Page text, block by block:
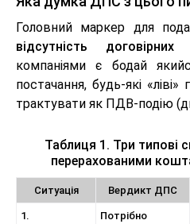
Головний маркер для
відсутність договірних
компаніями є бодай
постачання, будь-які
трактувати як ПДВ-подію
Таблиця 1. Три типові
перерахованими
Ситуація Вердикт ДПС
1.
Потрібно